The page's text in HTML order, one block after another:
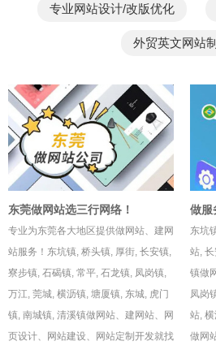
专业网站设计/改版优化
外贸英文网站
东莞做网站选三行网络！
专业为东莞各大地区提供做网站、建网
站服务！ 东坑镇, 桥头镇, 厚街, 长安镇,
寮步镇, 石碣镇, 常平, 石龙镇, 凤岗镇,
万江, 莞城, 横沥镇, 塘厦镇, 东城, 虎门
镇, 南城镇, 清溪镇做网站、建网站、网
页设计、网站建设、网站定制开发就找
做服
东坑
站,
镇做
凤岗
站,
做网